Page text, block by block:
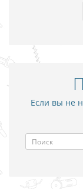
Если вы не